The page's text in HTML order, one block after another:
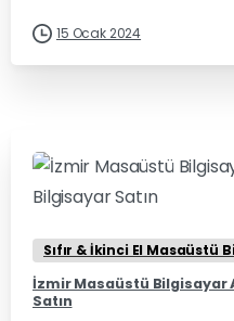
15 Ocak 2024
Sıfır & İkinci El Masaüstü
İzmir Masaüstü Bilgisayar
Satın